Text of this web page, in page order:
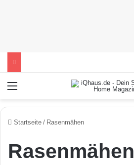
Startseite / Rasenmähen
Rasenmähen